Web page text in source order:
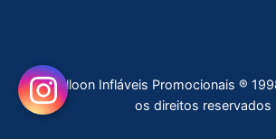
Fly Balloon Infláveis Promocionais ®
os direitos reservados